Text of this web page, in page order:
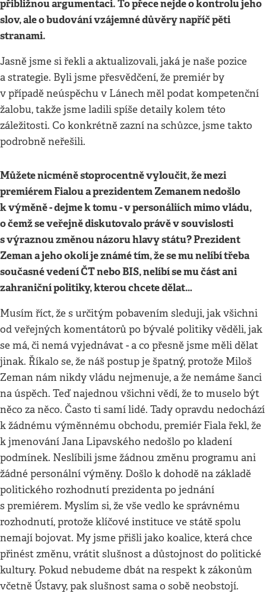
přibližnou argumentaci. To přece nejde o kontrolu jeho
slov, ale o budování vzájemné důvěry napříč pěti
stranami.
Jasně jsme si řekli a aktualizovali, jaká je naše pozice
a strategie. Byli jsme přesvědčení, že premiér by
v případě neúspěchu v Lánech měl podat kompetenční
žalobu, takže jsme ladili spíše detaily kolem této
záležitosti. Co konkrétně zazní na schůzce, jsme takto
podrobně neřešili.
Můžete nicméně stoprocentně vyloučit, že mezi
premiérem Fialou a prezidentem Zemanem nedošlo
k výměně - dejme k tomu - v personáliích mimo vládu,
o čemž se veřejně diskutovalo právě v souvislosti
s výraznou změnou názoru hlavy státu? Prezident
Zeman a jeho okolí je známé tím, že se mu nelíbí třeba
současné vedení ČT nebo BIS, nelíbí se mu část ani
zahraniční politiky, kterou chcete dělat…
Musím říct, že s určitým pobavením sleduji, jak všichni
od veřejných komentátorů po bývalé politiky věděli, jak
se má, či nemá vyjednávat - a co přesně jsme měli dělat
jinak. Říkalo se, že náš postup je špatný, protože Miloš
Zeman nám nikdy vládu nejmenuje, a že nemáme šanci
na úspěch. Teď najednou všichni vědí, že to muselo být
něco za něco. Často ti samí lidé. Tady opravdu nedochází
k žádnému výměnnému obchodu, premiér Fiala řekl, že
k jmenování Jana Lipavského nedošlo po kladení
podmínek. Neslíbili jsme žádnou změnu programu ani
žádné personální výměny. Došlo k dohodě na základě
politického rozhodnutí prezidenta po jednání
s premiérem. Myslím si, že vše vedlo ke správnému
rozhodnutí, protože klíčové instituce ve státě spolu
nemají bojovat. My jsme přišli jako koalice, která chce
přinést změnu, vrátit slušnost a důstojnost do politické
kultury. Pokud nebudeme dbát na respekt k zákonům
včetně Ústavy, pak slušnost sama o sobě neobstojí.